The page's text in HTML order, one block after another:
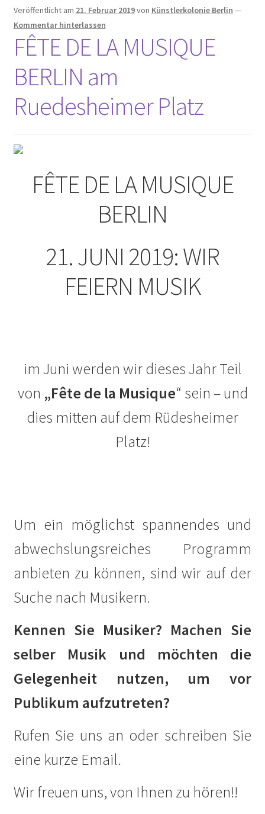
Entstehungsgeschichte
Erinnerung an den Widerstand in Wilmersdorf
Erinnerung und Mahnung zugleich – Otto Wels
Les Milles: Vom Internierungslager zur Gedenkstätte
Fragen an KüKo
Gedenken an Dinah Nelken – Schriftstellerin,
Journalistin und Widerstandskämpferin
Gedenken an Silja Lésny
Mahnmal für die politisch Verfolgten auf dem Ludwig-
Barnay-Platz
Walter Hasenclever
Gedenktafeln
Grundsteinlegung
Hoffest 2023
Impressionen
Hoffest 2024
Veröffentlicht am 21. Februar 2019von Künstlerkolonie Berlin —
Kommentar hinterlassen
FÊTE DE LA MUSIQUE
BERLIN am
Ruedesheimer Platz
FÊTE DE LA MUSIQUE
BERLIN
21. JUNI 2019: WIR
FEIERN MUSIK
im Juni werden wir dieses Jahr Teil
von „Fête de la Musique“ sein – und
dies mitten auf dem Rüdesheimer
Platz!
Um ein möglichst spannendes und
abwechslungsreiches Programm
anbieten zu können, sind wir auf der
Suche nach Musikern.
Kennen Sie Musiker? Machen Sie
selber Musik und möchten die
Gelegenheit nutzen, um vor
Publikum aufzutreten?
Rufen Sie uns an oder schreiben Sie
eine kurze Email.
Wir freuen uns, von Ihnen zu hören!!